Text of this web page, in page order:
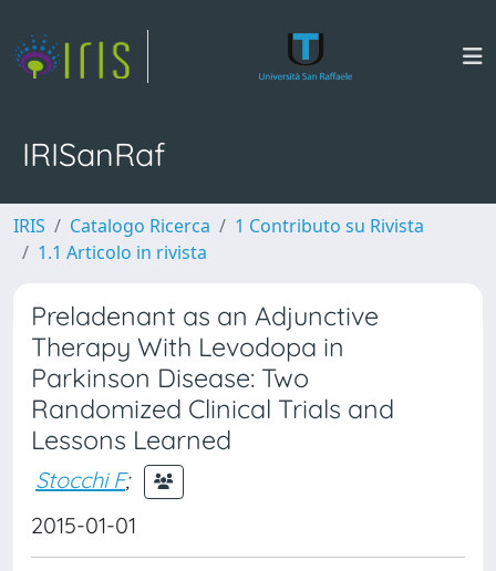
IRISanRaf
IRIS Catalogo Ricerca
1 Contributo su Rivista
1.1 Articolo in rivista
Preladenant as an Adjunctive
Therapy With Levodopa in
Parkinson Disease: Two
Randomized Clinical Trials and
Lessons Learned
Stocchi F;
2015-01-01